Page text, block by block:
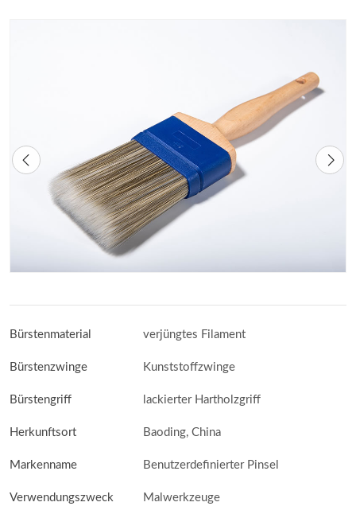
Bürstenmaterial verjüngtes Filament
Bürstenzwinge Kunststoffzwinge
Bürstengriff lackierter Hartholzgriff
Herkunftsort Baoding, China
Markenname Benutzerdefinierter Pinsel
Verwendungszweck Malwerkzeuge